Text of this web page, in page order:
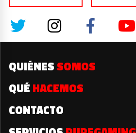
QUIÉNES SOMOS
QUÉ HACEMOS
CONTACTO